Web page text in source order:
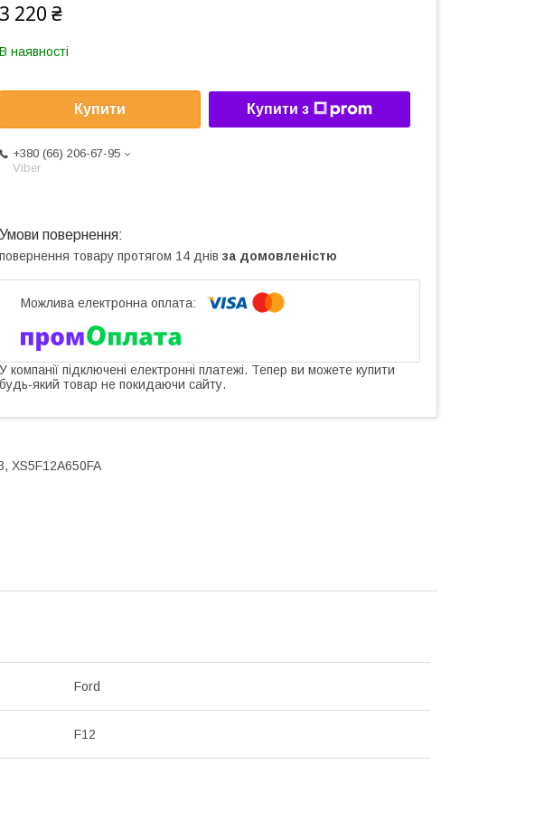
3 220 ₴
В наявності
Купити Купити з
+380 (66) 206-67-95
Viber
повернення товару протягом 14 днів за домовленістю
У компанії підключені електронні платежі. Тепер ви можете купити
будь-який товар не покидаючи сайту.
XS5F12A650FA
Ford
F12